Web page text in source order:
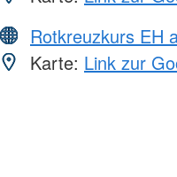
Rotkreuzkurs EH
Karte: Link zur